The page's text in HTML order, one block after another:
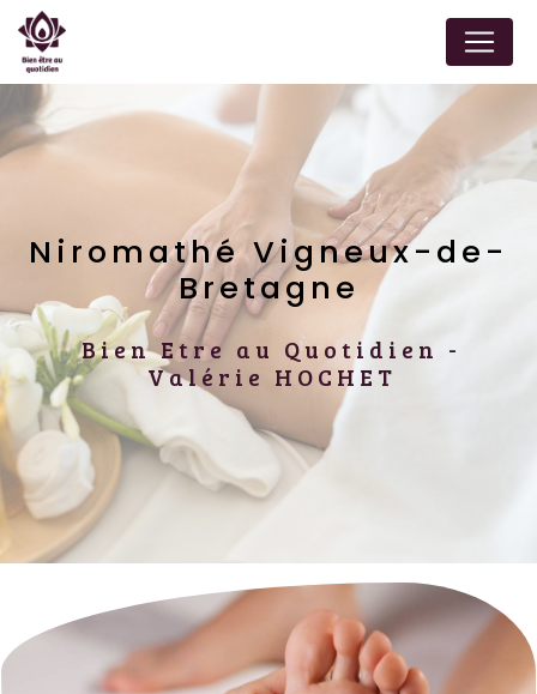
Niromathé Vigneux-de-
Bretagne
Bien Etre au Quotidien -
Valérie HOCHET
Panneau de gestion des cookies